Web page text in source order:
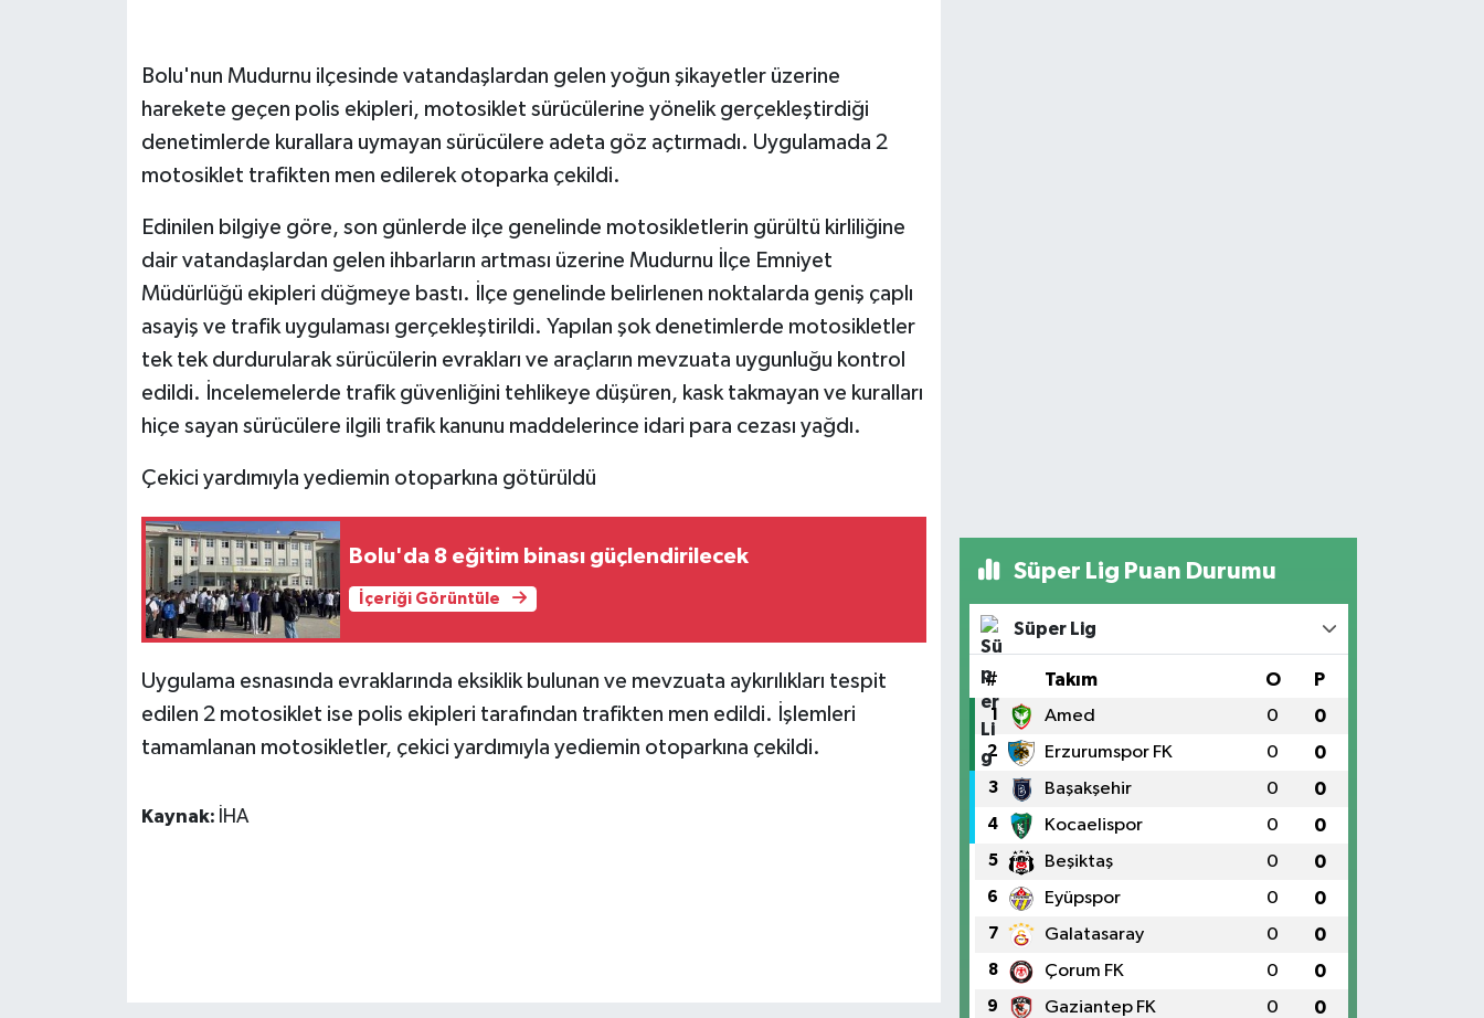
Bolu'nun Mudurnu ilçesinde vatandaşlardan gelen yoğun şikayetler üzerine
harekete geçen polis ekipleri, motosiklet sürücülerine yönelik gerçekleştirdiği
denetimlerde kurallara uymayan sürücülere adeta göz açtırmadı. Uygulamada 2
motosiklet trafikten men edilerek otoparka çekildi.
Edinilen bilgiye göre, son günlerde ilçe genelinde motosikletlerin gürültü kirliliğine
dair vatandaşlardan gelen ihbarların artması üzerine Mudurnu İlçe Emniyet
Müdürlüğü ekipleri düğmeye bastı. İlçe genelinde belirlenen noktalarda geniş çaplı
asayiş ve trafik uygulaması gerçekleştirildi. Yapılan şok denetimlerde motosikletler
tek tek durdurularak sürücülerin evrakları ve araçların mevzuata uygunluğu kontrol
edildi. İncelemelerde trafik güvenliğini tehlikeye düşüren, kask takmayan ve kuralları
hiçe sayan sürücülere ilgili trafik kanunu maddelerince idari para cezası yağdı.
Çekici yardımıyla yediemin otoparkına götürüldü
Bolu'da 8 eğitim binası güçlendirilecek
İçeriği Görüntüle
Uygulama esnasında evraklarında eksiklik bulunan ve mevzuata aykırılıkları tespit
edilen 2 motosiklet ise polis ekipleri tarafından trafikten men edildi. İşlemleri
tamamlanan motosikletler, çekici yardımıyla yediemin otoparkına çekildi.
Kaynak: İHA
Süper Lig Puan Durumu
Süper Lig
# Takım O P
1 Amed 0 0
2 Erzurumspor FK 0 0
3 Başakşehir 0 0
4 Kocaelispor 0 0
5 Beşiktaş 0 0
6 Eyüpspor 0 0
7 Galatasaray 0 0
8 Çorum FK 0 0
9 Gaziantep FK 0 0
HABERDE İNSAN
Jandarma
KÜLTÜR SANAT
MAGAZİN
SPOR HABERLERİ